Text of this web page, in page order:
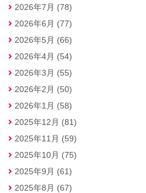
2026年7月 (78)
2026年6月 (77)
2026年5月 (66)
2026年4月 (54)
2026年3月 (55)
2026年2月 (50)
2026年1月 (58)
2025年12月 (81)
2025年11月 (59)
2025年10月 (75)
2025年9月 (61)
2025年8月 (67)